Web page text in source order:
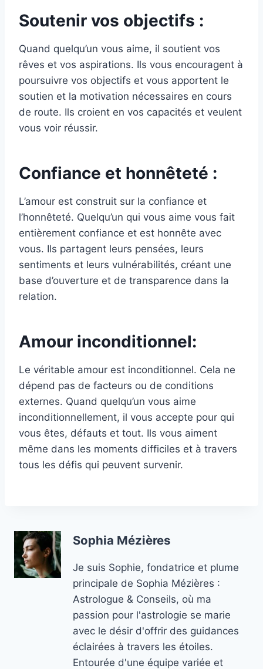
Soutenir vos objectifs :
Quand quelqu’un vous aime, il soutient vos
rêves et vos aspirations. Ils vous encouragent à
poursuivre vos objectifs et vous apportent le
soutien et la motivation nécessaires en cours
de route. Ils croient en vos capacités et veulent
vous voir réussir.
Confiance et honnêteté :
L’amour est construit sur la confiance et
l’honnêteté. Quelqu’un qui vous aime vous fait
entièrement confiance et est honnête avec
vous. Ils partagent leurs pensées, leurs
sentiments et leurs vulnérabilités, créant une
base d’ouverture et de transparence dans la
relation.
Amour inconditionnel:
Le véritable amour est inconditionnel. Cela ne
dépend pas de facteurs ou de conditions
externes. Quand quelqu’un vous aime
inconditionnellement, il vous accepte pour qui
vous êtes, défauts et tout. Ils vous aiment
même dans les moments difficiles et à travers
tous les défis qui peuvent survenir.
Sophia Mézières
Je suis Sophie, fondatrice et plume
principale de Sophia Mézières :
Astrologue & Conseils, où ma
passion pour l'astrologie se marie
avec le désir d'offrir des guidances
éclairées à travers les étoiles.
Entourée d'une équipe variée et